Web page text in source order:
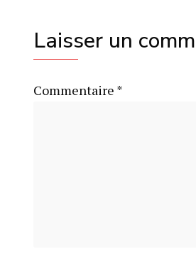
Laisser un
Commentaire *